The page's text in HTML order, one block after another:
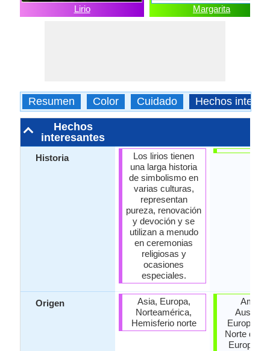
Lirio Margarita
Resumen Color Cuidado Hechos
Hechos
interesantes
Historia
Origen
Los lirios tienen
una larga historia
de simbolismo en
varias culturas,
representan
pureza, renovación
y devoción y se
utilizan a menudo
en ceremonias
religiosas y
ocasiones
especiales.
Asia, Europa,
Norteamérica,
Hemisferio norte
Europa
Norte de
Europa